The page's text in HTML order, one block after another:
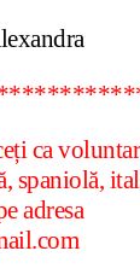
ca
spaniolă,
adresa